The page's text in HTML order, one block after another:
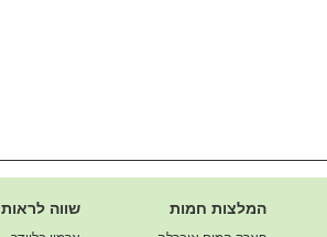
המלצות חמות שווה לראות